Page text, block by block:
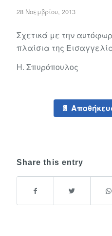
28 Νοεμβρίου, 2013
Σχετικά με την
πλαίσια της
Η. Σπυρόπουλος
Share this entry